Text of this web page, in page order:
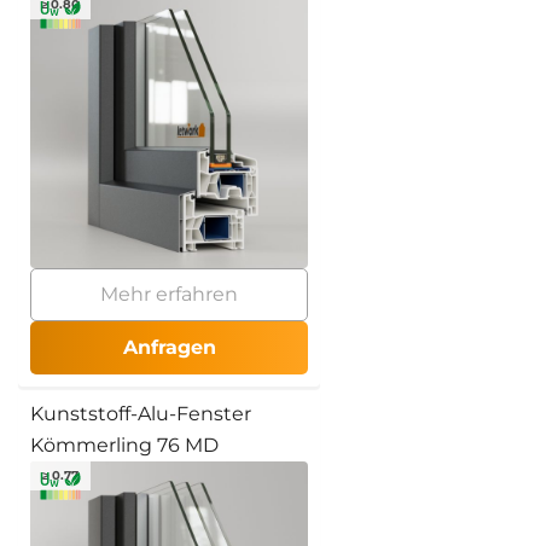
≥ 0.80
Mehr erfahren
Anfragen
Kunststoff-Alu-Fenster
Kömmerling 76 MD
≥ 0.77